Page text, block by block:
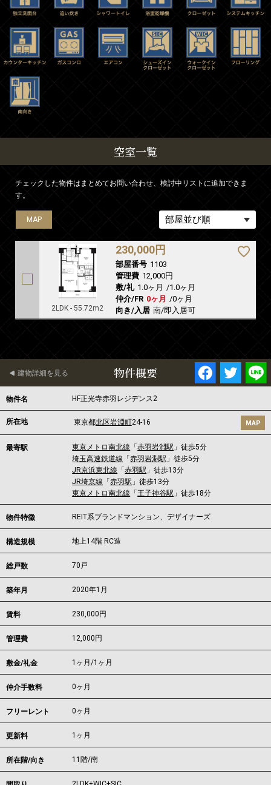
空室一覧
チェックした物件はまとめてお問い合わせ、検討中リストに追加できま
す。
MAP
2LDK - 55.72m2
230,000円
部屋番号 1103
管理費 12,000円
敷/礼 1.0ヶ月 /1.0ヶ月
仲介/FR 0ヶ月 /0ヶ月
向き/入居 南/即入居可
物件概要
建物詳細を見る
物件名 HF正光寺赤羽レジデンス2
所在地 東京都北区岩淵町24-16 MAP
最寄駅 東京メトロ南北線 「赤羽岩淵駅 」徒歩5分
埼玉高速鉄道線 「赤羽岩淵駅 」徒歩5分
JR京浜東北線 「赤羽駅 」徒歩13分
JR埼京線 「赤羽駅 」徒歩13分
東京メトロ南北線 「王子神谷駅 」徒歩18分
物件特徴 REIT系ブランドマンション、デザイナーズ
構造規模 地上14階 RC造
総戸数 70戸
築年月 2020年1月
賃料 230,000 円
管理費 12,000円
敷金/礼金 1ヶ月/1ヶ月
仲介手数料 0ヶ月
フリーレント 0ヶ月
更新料 1ヶ月
所在階/向き 11階/南